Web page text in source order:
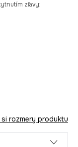
zľavy:
rozmery produktu